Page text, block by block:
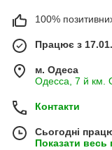
100%
Працює з
м. Одеса
Одесса, 7 й км.
Контакти
Сьогодні
Показати весь